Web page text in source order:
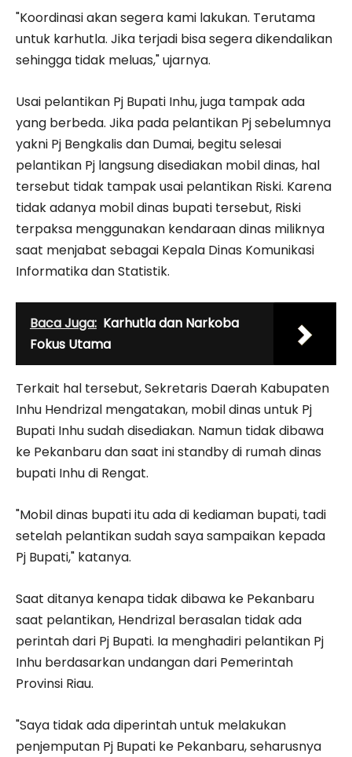
"Koordinasi akan segera kami lakukan. Terutama
untuk karhutla. Jika terjadi bisa segera dikendalikan
sehingga tidak meluas," ujarnya.
Usai pelantikan Pj Bupati Inhu, juga tampak ada
yang berbeda. Jika pada pelantikan Pj sebelumnya
yakni Pj Bengkalis dan Dumai, begitu selesai
pelantikan Pj langsung disediakan mobil dinas, hal
tersebut tidak tampak usai pelantikan Riski. Karena
tidak adanya mobil dinas bupati tersebut, Riski
terpaksa menggunakan kendaraan dinas miliknya
saat menjabat sebagai Kepala Dinas Komunikasi
Informatika dan Statistik.
Baca Juga: Karhutla dan Narkoba
Fokus Utama
Terkait hal tersebut, Sekretaris Daerah Kabupaten
Inhu Hendrizal mengatakan, mobil dinas untuk Pj
Bupati Inhu sudah disediakan. Namun tidak dibawa
ke Pekanbaru dan saat ini standby di rumah dinas
bupati Inhu di Rengat.
"Mobil dinas bupati itu ada di kediaman bupati, tadi
setelah pelantikan sudah saya sampaikan kepada
Pj Bupati," katanya.
Saat ditanya kenapa tidak dibawa ke Pekanbaru
saat pelantikan, Hendrizal berasalan tidak ada
perintah dari Pj Bupati. Ia menghadiri pelantikan Pj
Inhu berdasarkan undangan dari Pemerintah
Provinsi Riau.
"Saya tidak ada diperintah untuk melakukan
penjemputan Pj Bupati ke Pekanbaru, seharusnya